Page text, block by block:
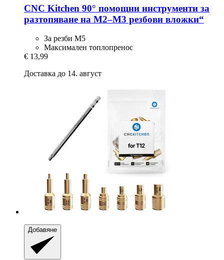
CNC Kitchen 90° помощни инструменти за
разтопяване на M2–M3 резбови вложки“
За резби M5
Максимален топлопренос
€ 13,99
Доставка до 14. август
Добавяне